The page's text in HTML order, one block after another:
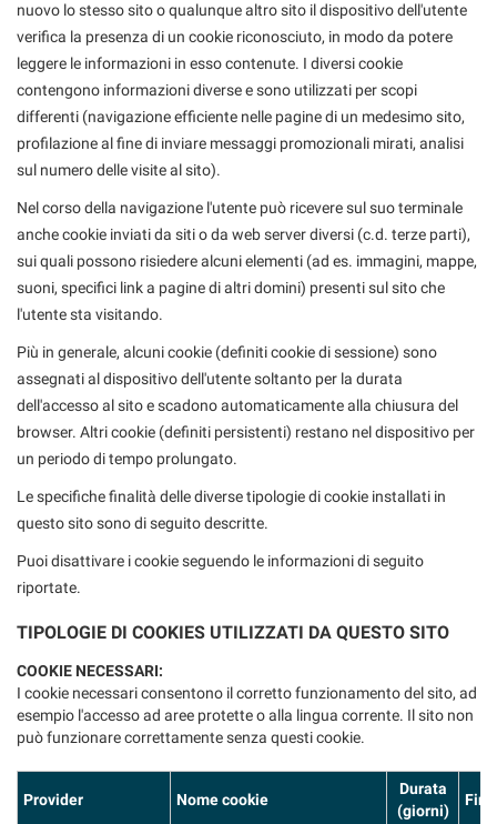
nuovo lo stesso sito o qualunque altro sito il dispositivo dell'utente
verifica la presenza di un cookie riconosciuto, in modo da potere
leggere le informazioni in esso contenute. I diversi cookie
contengono informazioni diverse e sono utilizzati per scopi
differenti (navigazione efficiente nelle pagine di un medesimo sito,
profilazione al fine di inviare messaggi promozionali mirati, analisi
sul numero delle visite al sito).
Nel corso della navigazione l'utente può ricevere sul suo terminale
anche cookie inviati da siti o da web server diversi (c.d. terze parti),
sui quali possono risiedere alcuni elementi (ad es. immagini, mappe,
suoni, specifici link a pagine di altri domini) presenti sul sito che
l'utente sta visitando.
Più in generale, alcuni cookie (definiti cookie di sessione) sono
assegnati al dispositivo dell'utente soltanto per la durata
dell'accesso al sito e scadono automaticamente alla chiusura del
browser. Altri cookie (definiti persistenti) restano nel dispositivo per
un periodo di tempo prolungato.
Le specifiche finalità delle diverse tipologie di cookie installati in
questo sito sono di seguito descritte.
Puoi disattivare i cookie seguendo le informazioni di seguito
riportate.
TIPOLOGIE DI COOKIES UTILIZZATI DA QUESTO SITO
COOKIE NECESSARI:
I cookie necessari consentono il corretto funzionamento del sito, ad
esempio l'accesso ad aree protette o alla lingua corrente. Il sito non
può funzionare correttamente senza questi cookie.
Provider Nome cookie
Durata
(giorni)
per
offrire
le
e
svolgere
le
attività
seguito
descritte.
Per
ottenere
maggiori
informazioni
sull'utilità
sul
funzionamento
di
questi
di
tracciamento
rimanda
alla
policy.
rivedere
e
modificare
le
tue
scelte